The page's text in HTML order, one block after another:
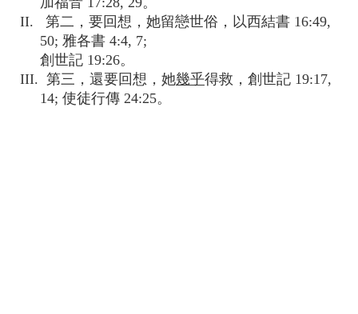
II. 第二，要回想，她留戀世俗，以西結書 16:49,
50; 雅各書 4:4, 7;
創世記 19:26。
III. 第三，還要回想，她幾乎得救，創世記 19:17,
14; 使徒行傳 24:25。